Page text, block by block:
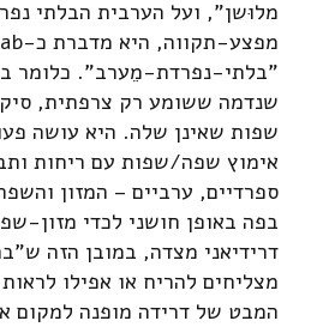
מלוּשן", ועל הערבית הבלתי
"בלתי-נפרדת-מֵערב". כלומר
שנדמה ששומע רק צרפתית,
שפות שאינן שלה. היא עושה
אימוץ שפה/שפות עם ריחות
ספרדיים, ערביים – המזון
בפה באופן חושני לכדי מזון-
דרידיאני מצדה, במובן הזה
מצליחים להריח או אפילו
המבט של דרידה מופנה למקום